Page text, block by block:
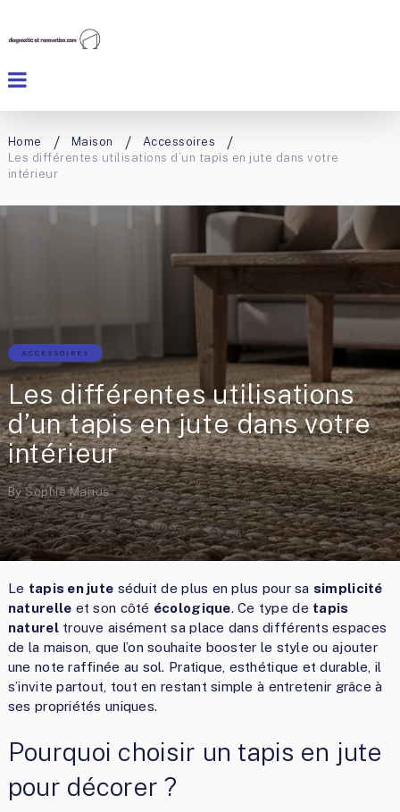
Home Maison
Accessoires
Les différentes utilisations d’un tapis en jute dans votre
intérieur
ACCESSOIRES
Les différentes utilisations
d’un tapis en jute dans votre
intérieur
BySophie Marius
Le tapis en jute séduit de plus en plus pour sa simplicité
naturelle et son côté écologique. Ce type de tapis
natureltrouve aisément sa place dans différents espaces
de la maison, que l’on souhaite booster le style ou ajouter
une note raffinée au sol. Pratique, esthétique et durable, il
s’invite partout, tout en restant simple à entretenir grâce à
ses propriétés uniques.
Pourquoi choisir un tapis en jute
pour décorer ?